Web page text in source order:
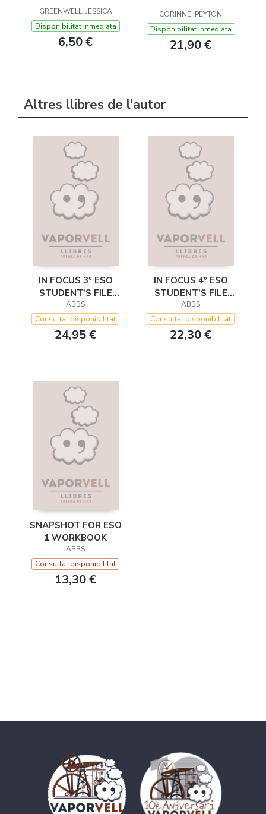
GREENWELL, JESSICA
Disponibilitat inmediata
6,50 €
CORINNE, PEYTON
Disponibilitat inmediata
21,90 €
Altres llibres de l'autor
IN FOCUS 3º ESO
STUDENT'S FILE
(CASTELLANO)
ABBS
Consultar disponibilitat
24,95 €
IN FOCUS 4º ESO
STUDENT'S FILE
(ENGLISH)
ABBS
Consultar disponibilitat
22,30 €
SNAPSHOT FOR ESO
1 WORKBOOK
ABBS
Consultar disponibilitat
13,30 €